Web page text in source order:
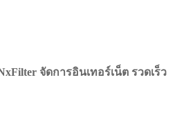
จัดการอินเทอร์เน็ต รวดเร็ว